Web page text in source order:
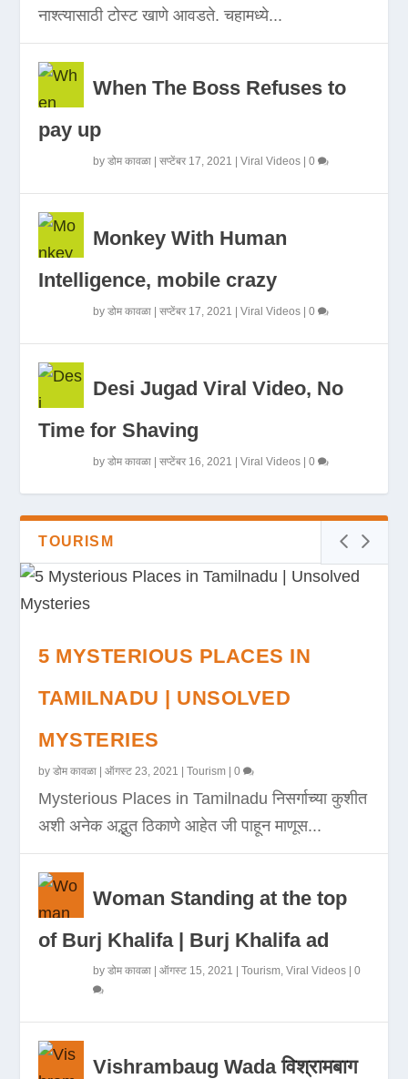
नाश्त्यासाठी टोस्ट खाणे आवडते. चहामध्ये...
When The Boss Refuses to
pay up
byडोम कावळा |सप्टेंबर 17, 2021 |Viral Videos |0
Monkey With Human
Intelligence, mobile crazy
byडोम कावळा |सप्टेंबर 17, 2021 |Viral Videos |0
Desi Jugad Viral Video, No
Time for Shaving
byडोम कावळा |सप्टेंबर 16, 2021 |Viral Videos |0
TOURISM
5 MYSTERIOUS PLACES IN
TAMILNADU | UNSOLVED
MYSTERIES
byडोम कावळा |ऑगस्ट 23, 2021 |Tourism |0
Mysterious Places in Tamilnadu निसर्गाच्या कुशीत
अशी अनेक अद्भुत ठिकाणे आहेत जी पाहून माणूस...
Woman Standing at the top
of Burj Khalifa | Burj Khalifa ad
byडोम कावळा |ऑगस्ट 15, 2021 |Tourism ,Viral Videos |0
Vishrambaug Wada विश्रामबाग